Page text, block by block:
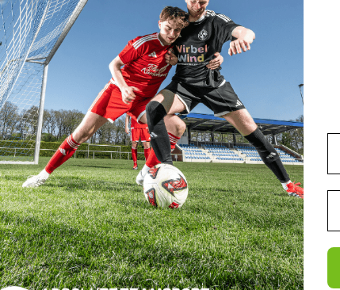
Stoppuhr Kronenstopper
289,00 €